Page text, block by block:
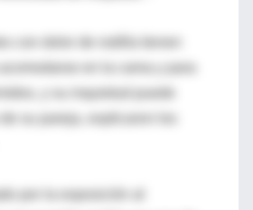
y su inquietud puede